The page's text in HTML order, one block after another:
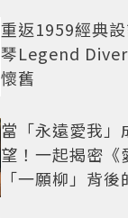
重返1959經典
琴Legend
懷舊
當「永遠愛我」
望！一起揭密《
「一願柳」背